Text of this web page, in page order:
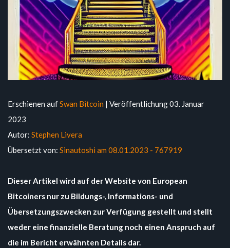
Erschienen aufSwan Bitcoin | Veröffentlichung 03. Januar
2023
Autor: Stephen Livera
Übersetzt von: Sinautoshi am 08.01.2023 - 767919
Dieser Artikel wird auf der Website von European
Bitcoiners nur zu Bildungs-, Informations- und
Übersetzungszwecken zur Verfügung gestellt und stellt
weder eine finanzielle Beratung noch einen Anspruch auf
die im Bericht erwähnten Details dar.